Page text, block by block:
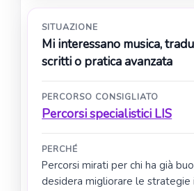
SITUAZIONE
Mi interessano musica,
scritti o pratica avanzata
PERCORSO CONSIGLIATO
Percorsi specialistici LIS
PERCHÉ
Percorsi mirati per chi ha già
desidera migliorare le